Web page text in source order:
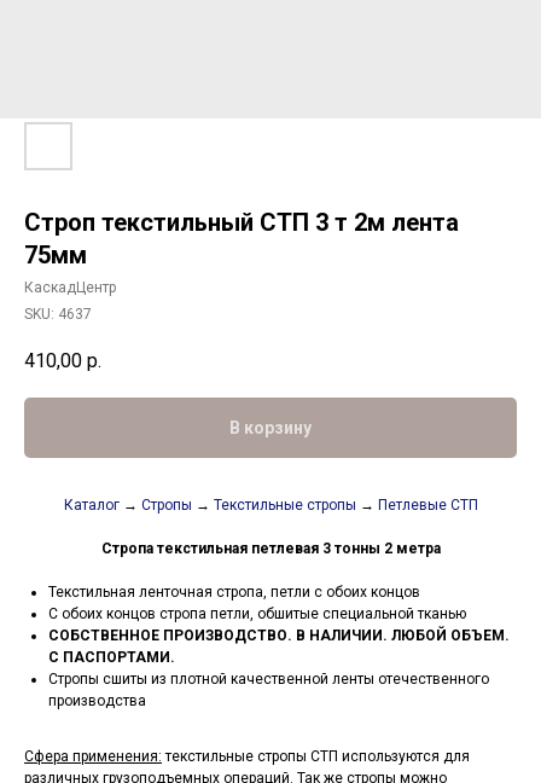
Строп текстильный СТП 3 т 2м лента
75мм
КаскадЦентр
SKU: 4637
410,00 р.
В корзину
Каталог→ Стропы → Текстильные стропы → Петлевые СТП
Стропа текстильная петлевая 3 тонны 2 метра
Текстильная ленточная стропа, петли с обоих концов
С обоих концов стропа петли, обшитые специальной тканью
СОБСТВЕННОЕ ПРОИЗВОДСТВО. В НАЛИЧИИ. ЛЮБОЙ ОБЪЕМ.
С ПАСПОРТАМИ.
Стропы сшиты из плотной качественной ленты отечественного
производства
Сфера применения: текстильные стропы СТП используются для
различных грузоподъемных операций. Так же стропы можно